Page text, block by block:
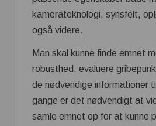
kamerateknologi, synsfelt,
også videre.
Man skal kunne finde emnet
robusthed, evaluere
de nødvendige informationer
gange er det nødvendigt at
samle emnet op for at kunne